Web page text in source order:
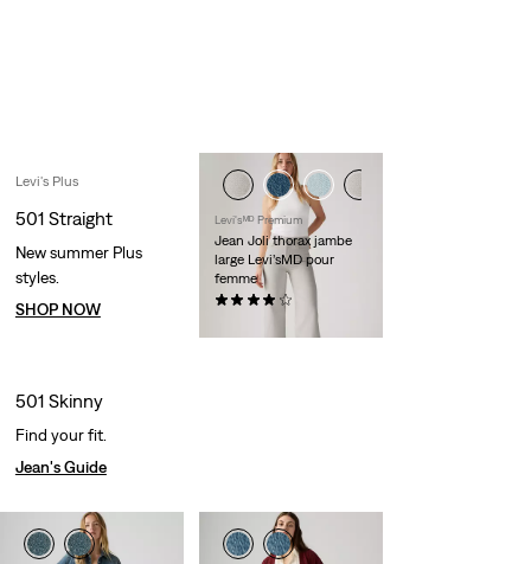
Levi'sᴹᴰ Premium
Jean Joli thorax jambe
large Levi’sMD pour
femme
Levi's Plus
501 Straight
New summer Plus
styles.
SHOP NOW
501 Skinny
Find your fit.
Jean's Guide